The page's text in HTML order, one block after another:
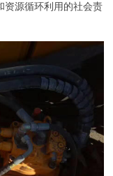
资源循环利用的社会责